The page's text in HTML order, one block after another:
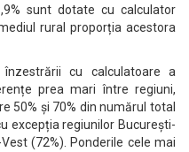
sunt dotate cu calculator
rural proporția acestora
cu calculatoare a
prea mari între regiuni,
50% și 70% din numărul total
excepția regiunilor București-
(72%). Ponderile cele mai